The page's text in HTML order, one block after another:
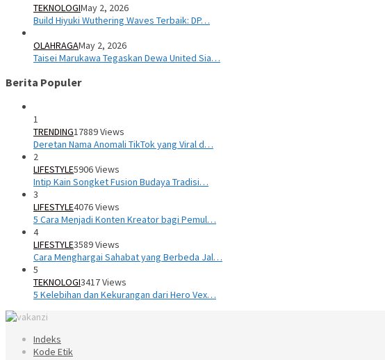
TEKNOLOGIMay 2, 2026
Build Hiyuki Wuthering Waves Terbaik: DP…
OLAHRAGAMay 2, 2026
Taisei Marukawa Tegaskan Dewa United Sia…
Berita Populer
1
TRENDING17889 Views
Deretan Nama Anomali TikTok yang Viral d…
2
LIFESTYLE5906 Views
Intip Kain Songket Fusion Budaya Tradisi…
3
LIFESTYLE4076 Views
5 Cara Menjadi Konten Kreator bagi Pemul…
4
LIFESTYLE3589 Views
Cara Menghargai Sahabat yang Berbeda Jal…
5
TEKNOLOGI3417 Views
5 Kelebihan dan Kekurangan dari Hero Vex…
Indeks
Kode Etik